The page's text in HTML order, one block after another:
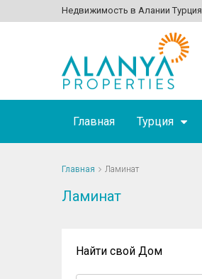
Недвижимость в Алании Турция
Главная Турция
Главная Ламинат
Ламинат
Найти свой Дом